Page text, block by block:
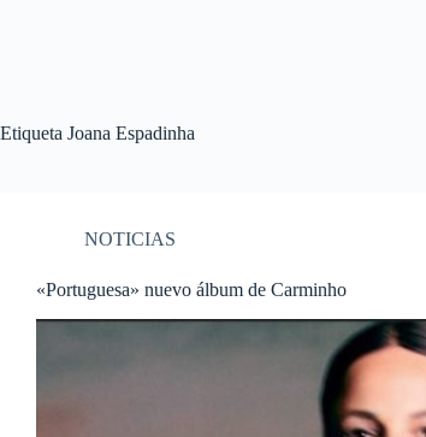
Etiqueta Joana Espadinha
NOTICIAS
«Portuguesa» nuevo álbum de Carminho